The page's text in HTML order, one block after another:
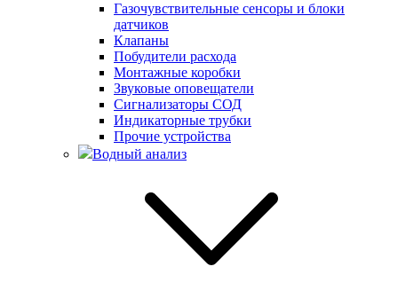
Газочувствительные сенсоры и блоки
датчиков
Клапаны
Побудители расхода
Монтажные коробки
Звуковые оповещатели
Сигнализаторы СОД
Индикаторные трубки
Прочие устройства
Водный анализ